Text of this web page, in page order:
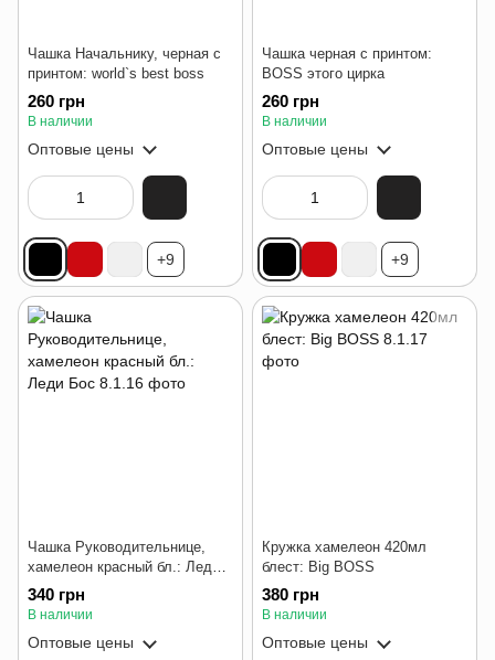
Чашка Начальнику, черная с
принтом: world`s best boss
260 грн
В наличии
Оптовые цены
+9
Чашка черная с принтом:
BOSS этого цирка
260 грн
В наличии
Оптовые цены
+9
Чашка Руководительнице,
хамелеон красный бл.: Леди
Бос
340 грн
В наличии
Оптовые цены
Кружка хамелеон 420мл
блест: Big BOSS
380 грн
В наличии
Оптовые цены